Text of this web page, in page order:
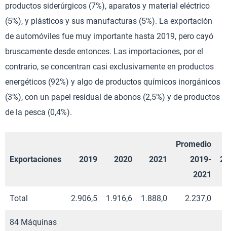
productos siderúrgicos (7%), aparatos y material eléctrico
(5%), y plásticos y sus manufacturas (5%). La exportación
de automóviles fue muy importante hasta 2019, pero cayó
bruscamente desde entonces. Las importaciones, por el
contrario, se concentran casi exclusivamente en productos
energéticos (92%) y algo de productos químicos inorgánicos
(3%), con un papel residual de abonos (2,5%) y de productos
de la pesca (0,4%).
Exportaciones 2019 2020 2021
Promedio
2019-
2021
Total 2.906,5 1.916,6 1.888,0 2.237,0
84 Máquinas